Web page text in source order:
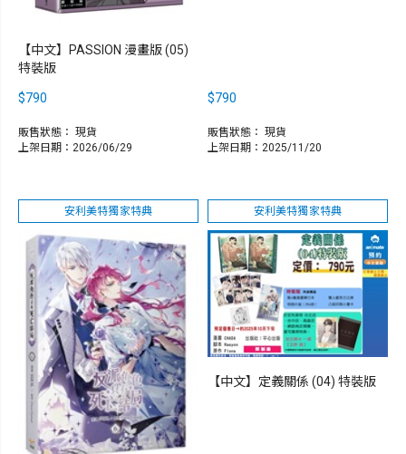
【中文】PASSION 漫畫版 (05)
特裝版
$790
販售狀態： 現貨
上架日期：2026/06/29
$790
販售狀態： 現貨
上架日期：2025/11/20
安利美特獨家特典 安利美特獨家特典
【中文】定義關係 (04) 特裝版